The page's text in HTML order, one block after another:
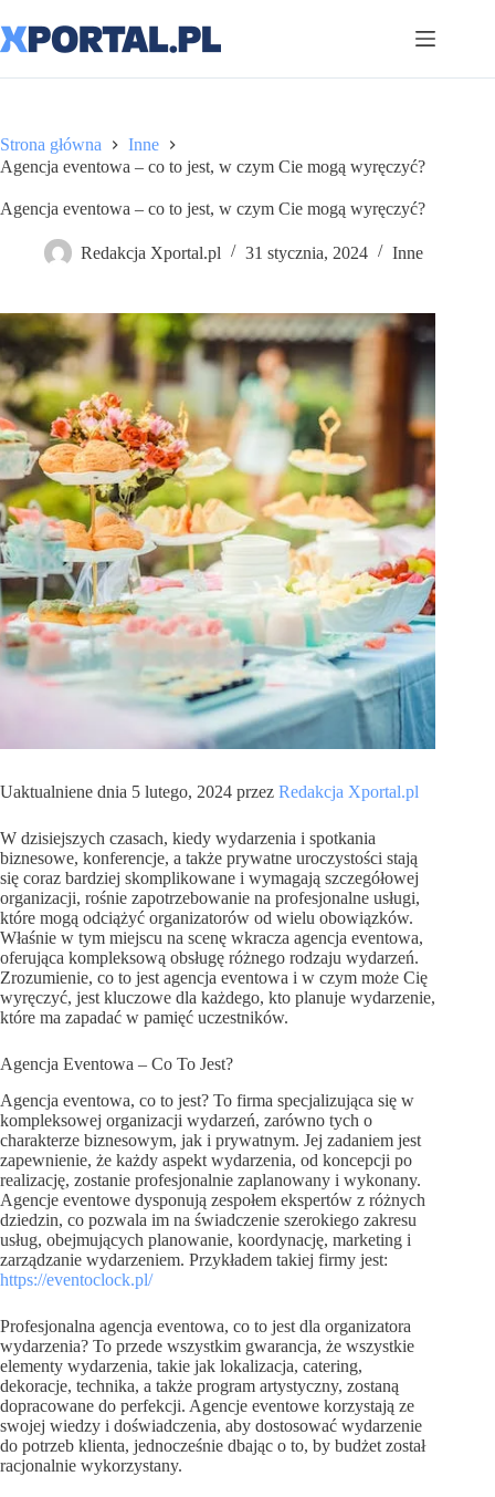
do
treści
Strona główna
Inne
Agencja eventowa – co to jest, w czym Cie mogą wyręczyć?
Agencja eventowa – co to jest, w czym Cie mogą wyręczyć?
Redakcja Xportal.pl 31 stycznia, 2024 Inne
Uaktualniene dnia 5 lutego, 2024 przez Redakcja Xportal.pl
W dzisiejszych czasach, kiedy wydarzenia i spotkania
biznesowe, konferencje, a także prywatne uroczystości stają
się coraz bardziej skomplikowane i wymagają szczegółowej
organizacji, rośnie zapotrzebowanie na profesjonalne usługi,
które mogą odciążyć organizatorów od wielu obowiązków.
Właśnie w tym miejscu na scenę wkracza agencja eventowa,
oferująca kompleksową obsługę różnego rodzaju wydarzeń.
Zrozumienie, co to jest agencja eventowa i w czym może Cię
wyręczyć, jest kluczowe dla każdego, kto planuje wydarzenie,
które ma zapadać w pamięć uczestników.
Agencja Eventowa – Co To Jest?
Agencja eventowa, co to jest? To firma specjalizująca się w
kompleksowej organizacji wydarzeń, zarówno tych o
charakterze biznesowym, jak i prywatnym. Jej zadaniem jest
zapewnienie, że każdy aspekt wydarzenia, od koncepcji po
realizację, zostanie profesjonalnie zaplanowany i wykonany.
Agencje eventowe dysponują zespołem ekspertów z różnych
dziedzin, co pozwala im na świadczenie szerokiego zakresu
usług, obejmujących planowanie, koordynację, marketing i
zarządzanie wydarzeniem. Przykładem takiej firmy jest:
https://eventoclock.pl/
Profesjonalna agencja eventowa, co to jest dla organizatora
wydarzenia? To przede wszystkim gwarancja, że wszystkie
elementy wydarzenia, takie jak lokalizacja, catering,
dekoracje, technika, a także program artystyczny, zostaną
dopracowane do perfekcji. Agencje eventowe korzystają ze
swojej wiedzy i doświadczenia, aby dostosować wydarzenie
do potrzeb klienta, jednocześnie dbając o to, by budżet został
racjonalnie wykorzystany.